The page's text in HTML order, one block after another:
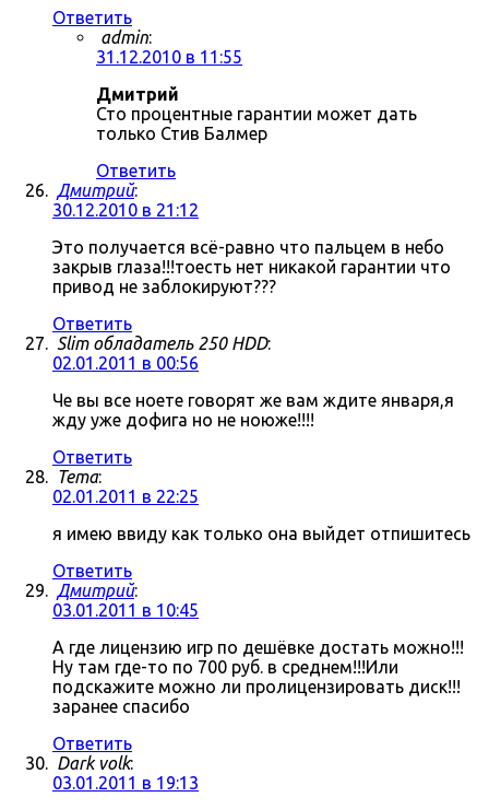
Ответить
admin:
31.12.2010 в 11:55
Дмитрий
Сто процентные гарантии может дать
только Стив Балмер
Ответить
Дмитрий:
30.12.2010 в 21:12
Это получается всё-равно что пальцем в небо
закрыв глаза!!!тоесть нет никакой гарантии что
привод не заблокируют???
Ответить
Slim обладатель 250 HDD:
02.01.2011 в 00:56
Че вы все ноете говорят же вам ждите января,я
жду уже дофига но не ноюже!!!!
Ответить
Tema:
02.01.2011 в 22:25
я имею ввиду как только она выйдет отпишитесь
Ответить
Дмитрий:
03.01.2011 в 10:45
А где лицензию игр по дешёвке достать можно!!!
Ну там где-то по 700 руб. в среднем!!!Или
подскажите можно ли пролицензировать диск!!!
заранее спасибо
Ответить
Dark volk:
03.01.2011 в 19:13